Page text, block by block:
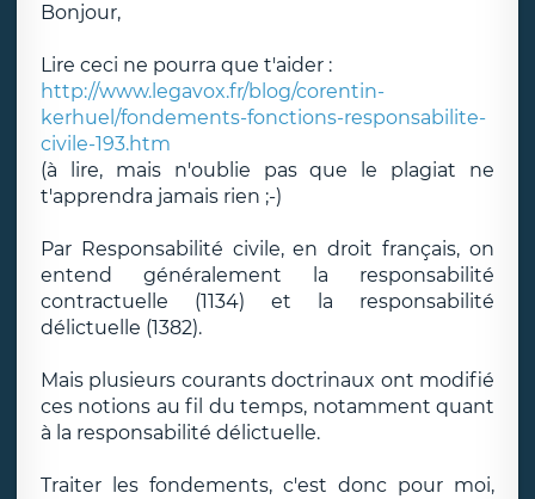
Bonjour,
Lire ceci ne pourra que t'aider :
http://www.legavox.fr/blog/corentin-
kerhuel/fondements-fonctions-responsabilite-
civile-193.htm
(à lire, mais n'oublie pas que le plagiat ne
t'apprendra jamais rien ;-)
Par Responsabilité civile, en droit français, on
entend généralement la responsabilité
contractuelle (1134) et la responsabilité
délictuelle (1382).
Mais plusieurs courants doctrinaux ont modifié
ces notions au fil du temps, notamment quant
à la responsabilité délictuelle.
Traiter les fondements, c'est donc pour moi,